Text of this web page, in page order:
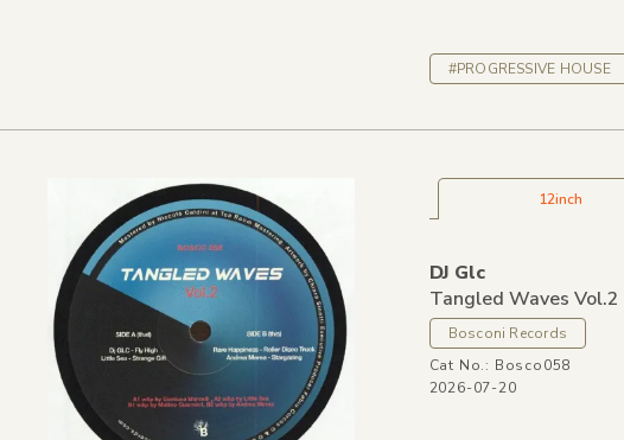
#PROGRESSIVE HOUSE
12inch
DJ Glc
Tangled Waves Vol.2
Bosconi Records
Cat No.: Bosco058
2026-07-20